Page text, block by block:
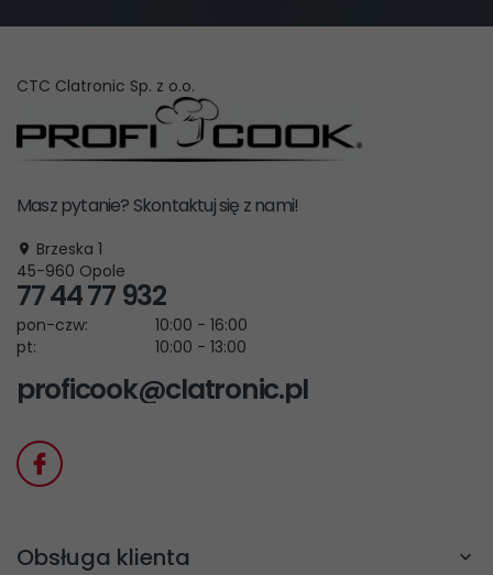
CTC Clatronic Sp. z o.o.
Masz pytanie? Skontaktuj się z nami!
Brzeska 1
45-960 Opole
77 44 77 932
pon-czw:
10:00 - 16:00
pt:
10:00 - 13:00
proficook@clatronic.pl
Obsługa klienta